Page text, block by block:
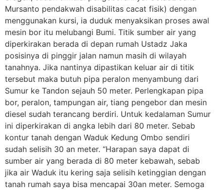
Mursanto pendakwah disabilitas cacat fisik) dengan
menggunakan kursi, ia duduk menyaksikan proses awal
mesin bor itu melubangi Bumi. Titik sumber air yang
diperkirakan berada di depan rumah Ustadz Jaka
posisinya di pinggir jalan namun masih di wilayah
tanahnya. Jika nantinya dipastikan keluar air di titik
tersebut maka butuh pipa peralon menyambung dari
Sumur ke Tandon sejauh 50 meter. Perlengkapan pipa
bor, peralon, tampungan air, tiang pengebor dan mesin
diesel sudah terancang berdiri. Untuk kedalaman Sumur
ini diperkirakan di angka lebih dari 80 meter. Sebab
kontur tanah dengan Waduk Kedung Ombo sendiri
sudah selisih 30 an meter. “Harapan saya dapat di
sumber air yang berada di 80 meter kebawah, sebab
jika air Waduk itu kering saja selisih ketinggian dengan
tanah rumah saya bisa mencapai 30an meter. Semoga